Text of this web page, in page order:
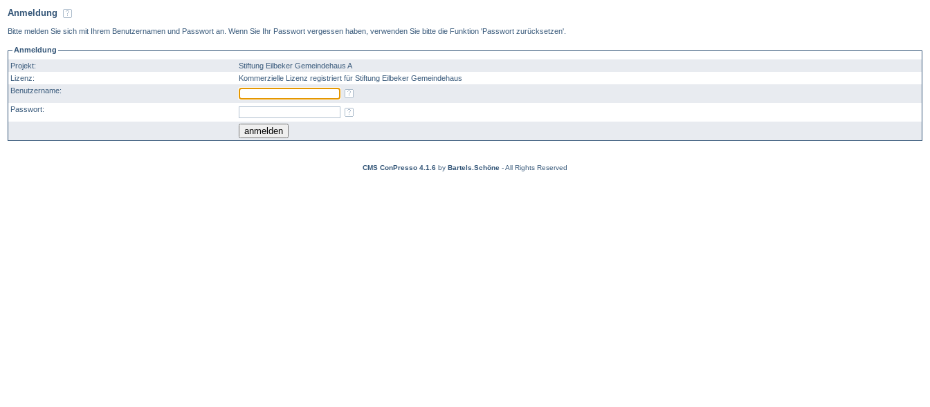
Anmeldung
Bitte melden Sie sich mit Ihrem Benutzernamen und Passwort an. Wenn Sie Ihr Passwort vergessen haben, verwenden Sie bitte die Funktion 'Passwort zurücksetzen'.
Anmeldung
Projekt:
Stiftung Eilbeker Gemeindehaus A
Lizenz:
Kommerzielle Lizenz registriert für Stiftung Eilbeker Gemeindehaus
Benutzername:
Passwort:
CMS ConPresso 4.1.6 by Bartels.Schöne - All Rights Reserved